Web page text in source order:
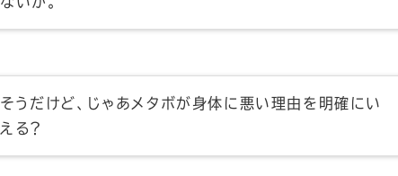
そうだけど、じゃあメタボが身体に悪い理由を明確にい
える？